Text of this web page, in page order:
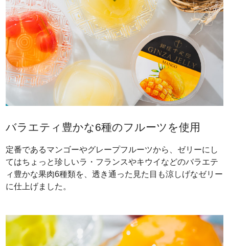
バラエティ豊かな6種のフルーツを使用
定番であるマンゴーやグレープフルーツから、ゼリーにし
てはちょっと珍しいラ・フランスやキウイなどのバラエテ
ィ豊かな果肉6種類を、透き通った見た目も涼しげなゼリー
に仕上げました。